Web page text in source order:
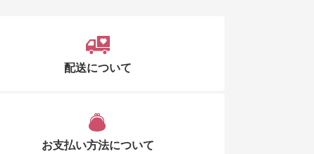
配送について
お支払い方法について